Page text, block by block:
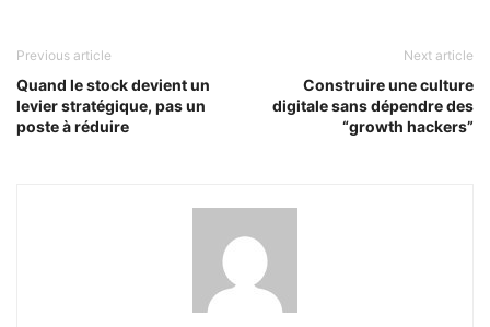
Previous article
Quand le stock devient un
levier stratégique, pas un
poste à réduire
Next article
Construire une culture
digitale sans dépendre des
“growth hackers”